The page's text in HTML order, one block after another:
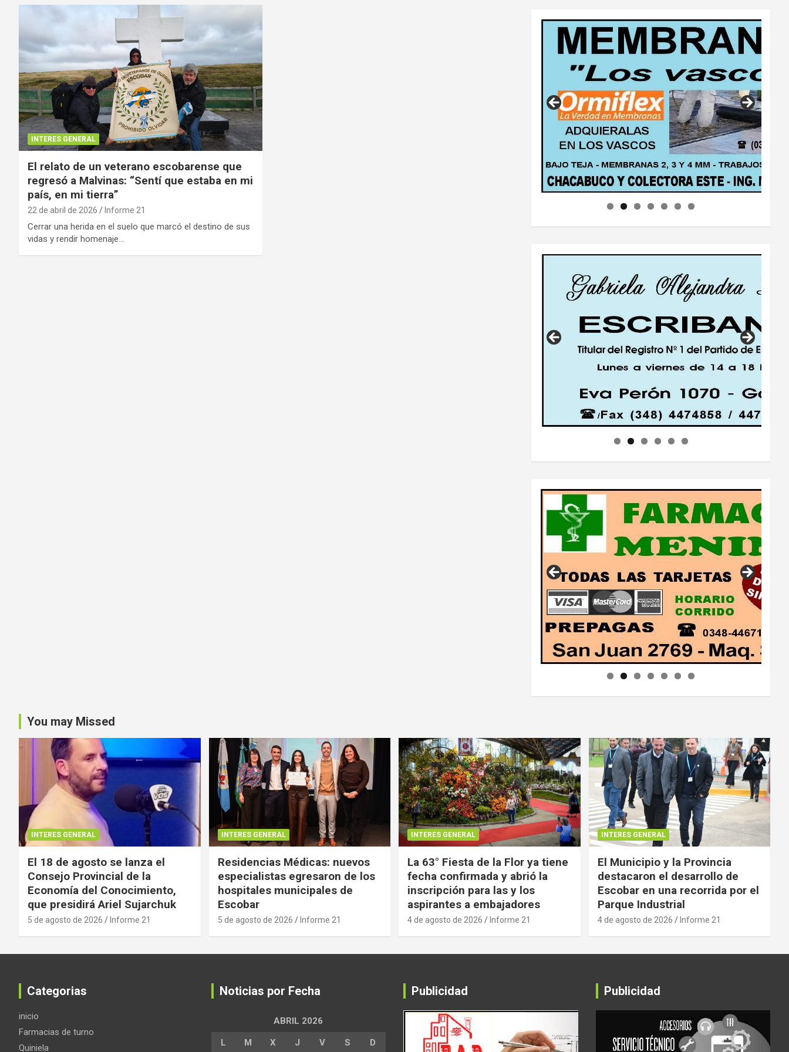
INTERES GENERAL
El relato de un veterano escobarense que
regresó a Malvinas: “Sentí que estaba en mi
país, en mi tierra”
22 de abril de 2026 Informe 21
Cerrar una herida en el suelo que marcó el destino de sus
vidas y rendir homenaje…
You may Missed
INTERES GENERAL
El 18 de agosto se lanza el
Consejo Provincial de la
Economía del Conocimiento,
que presidirá Ariel Sujarchuk
5 de agosto de 2026 Informe 21
INTERES GENERAL
Residencias Médicas: nuevos
especialistas egresaron de los
hospitales municipales de
Escobar
5 de agosto de 2026 Informe 21
INTERES GENERAL
La 63° Fiesta de la Flor ya tiene
fecha confirmada y abrió la
inscripción para las y los
aspirantes a embajadores
4 de agosto de 2026 Informe 21
INTERES GENERAL
El Municipio y la Provincia
destacaron el desarrollo de
Escobar en una recorrida por el
Parque Industrial
4 de agosto de 2026 Informe 21
Categorias
inicio
Farmacias de turno
Quiniela
Noticias por Fecha
ABRIL 2026
L M X J V S D
Publicidad Publicidad